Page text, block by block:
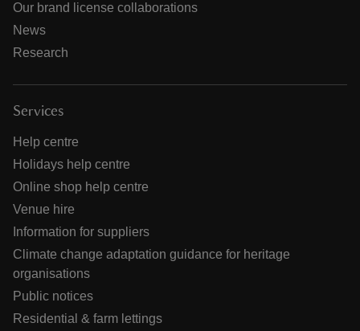
Our brand license collaborations
News
Research
Services
Help centre
Holidays help centre
Online shop help centre
Venue hire
Information for suppliers
Climate change adaptation guidance for heritage
organisations
Public notices
Residential & farm lettings